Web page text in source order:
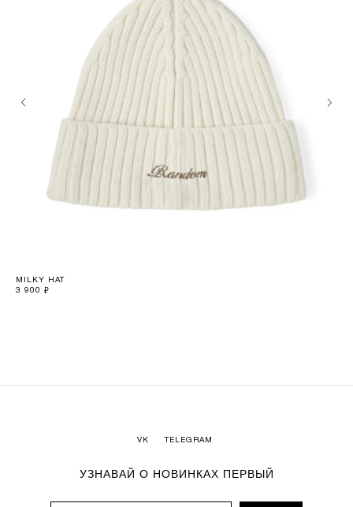
MILKY HAT
3 900
₽
УЗНАВАЙ О НОВИНКАХ ПЕРВЫЙ
VK TELEGRAM